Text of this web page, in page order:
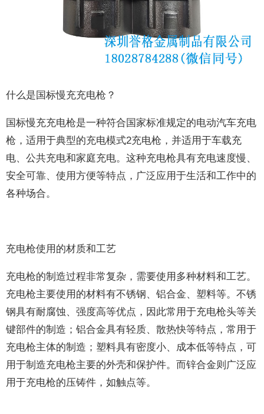
什么是国标慢充充电枪？
国标慢充充电枪是一种符合国家标准规定的电动汽车充电
枪，适用于典型的充电模式2充电枪，并适用于车载充
电、公共充电和家庭充电。这种充电枪具有充电速度慢、
安全可靠、使用方便等特点，广泛应用于生活和工作中的
各种场合。
充电枪使用的材质和工艺
充电枪的制造过程非常复杂，需要使用多种材料和工艺。
充电枪主要使用的材料有不锈钢、铝合金、塑料等。不锈
钢具有耐腐蚀、强度高等优点，因此常用于充电枪头等关
键部件的制造；铝合金具有轻质、散热快等特点，常用于
充电枪主体的制造；塑料具有密度小、成本低等特点，可
用于制造充电枪主要的外壳和保护件。而锌合金则广泛应
用于充电枪的压铸件，如触点等。